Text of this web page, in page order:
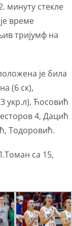
минуту стекле
време
тријумф на
је била
(6 ск),
укр.л), Ћосовић
4, Дацић
Тодоровић.
са 15,